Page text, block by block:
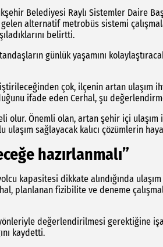
Belediyesi Raylı Sistemler Daire
alternatif metrobüs sistemi
belirtti.
günlük yaşamını
çok, ilçenin artan ulaşım
ifade eden Cerhal, şu
Önemli olan, artan şehir içi ulaşım
sağlayacak kalıcı çözümlerin
hazırlanmalı”
kapasitesi dikkate alındığında ulaşım
planlanan fizibilite ve deneme
değerlendirilmesi gerektiğine
kaydetti.